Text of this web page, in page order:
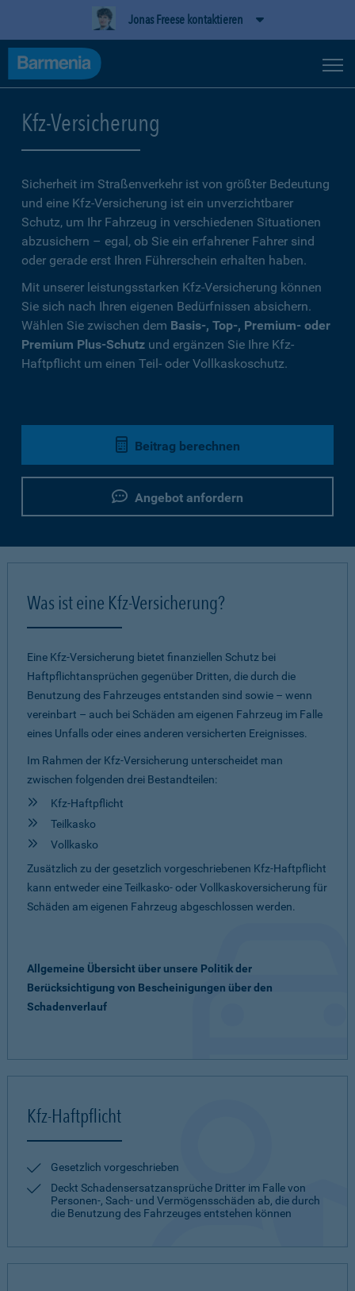
Jonas Freese kontaktieren
Kfz-Versicherung
Sicherheit im Straßenverkehr ist von größter Bedeutung
und eine Kfz-Versicherung ist ein unverzichtbarer
Schutz, um Ihr Fahrzeug in verschiedenen Situationen
abzusichern – egal, ob Sie ein erfahrener Fahrer sind
oder gerade erst Ihren Führerschein erhalten haben.
Mit unserer leistungsstarken Kfz-Versicherung können
Sie sich nach Ihren eigenen Bedürfnissen absichern.
Wählen Sie zwischen dem Basis-, Top-, Premium- oder
Premium Plus-Schutz und ergänzen Sie Ihre Kfz-
Haftpflicht um einen Teil- oder Vollkaskoschutz.
Beitrag berechnen
Angebot anfordern
Was ist eine Kfz-Versicherung?
Eine Kfz-Versicherung bietet finanziellen Schutz bei
Haftpflichtansprüchen gegenüber Dritten, die durch die
Benutzung des Fahrzeuges entstanden sind sowie – wenn
vereinbart – auch bei Schäden am eigenen Fahrzeug im Falle
eines Unfalls oder eines anderen versicherten Ereignisses.
Im Rahmen der Kfz-Versicherung unterscheidet man
zwischen folgenden drei Bestandteilen:
Kfz-Haftpflicht
Teilkasko
Vollkasko
Zusätzlich zu der gesetzlich vorgeschriebenen Kfz-Haftpflicht
kann entweder eine Teilkasko- oder Vollkaskoversicherung für
Schäden am eigenen Fahrzeug abgeschlossen werden.
Allgemeine Übersicht über unsere Politik der
Berücksichtigung von Bescheinigungen über den
Schadenverlauf
Kfz-Haftpflicht
Gesetzlich vorgeschrieben
Deckt Schadensersatzansprüche Dritter im Falle von
Personen-, Sach- und Vermögensschäden ab, die durch
die Benutzung des Fahrzeuges entstehen können